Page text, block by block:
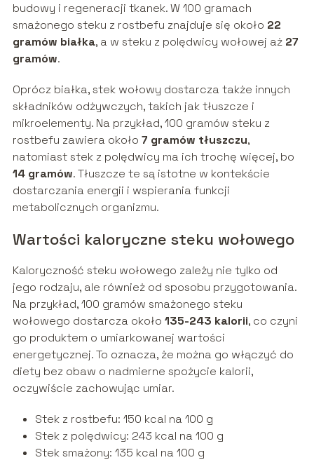
budowy i regeneracji tkanek. W 100 gramach
smażonego steku z rostbefu znajduje się około 22
gramów białka, a w steku z polędwicy wołowej aż 27
gramów.
Oprócz białka, stek wołowy dostarcza także innych
składników odżywczych, takich jak tłuszcze i
mikroelementy. Na przykład, 100 gramów steku z
rostbefu zawiera około 7 gramów tłuszczu,
natomiast stek z polędwicy ma ich trochę więcej, bo
14 gramów. Tłuszcze te są istotne w kontekście
dostarczania energii i wspierania funkcji
metabolicznych organizmu.
Wartości kaloryczne steku wołowego
Kaloryczność steku wołowego zależy nie tylko od
jego rodzaju, ale również od sposobu przygotowania.
Na przykład, 100 gramów smażonego steku
wołowego dostarcza około 135-243 kalorii, co czyni
go produktem o umiarkowanej wartości
energetycznej. To oznacza, że można go włączyć do
diety bez obaw o nadmierne spożycie kalorii,
oczywiście zachowując umiar.
Stek z rostbefu: 150 kcal na 100 g
Stek z polędwicy: 243 kcal na 100 g
Stek smażony: 135 kcal na 100 g